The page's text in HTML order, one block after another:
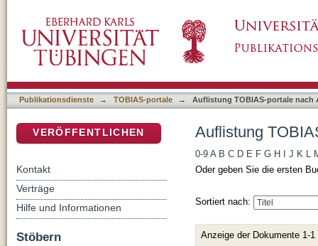
Publikationsdienste → TOBIAS-portale → Auflistung TOBIAS-portale nach
Auflistung
0-9 A B C D E F G H J K L
Oder geben Sie die ersten
Sortiert nach:
Anzeige der Dokumente 1-1
VERÖFFENTLICHEN
Kontakt
Verträge
Hilfe und Informationen
Stöbern